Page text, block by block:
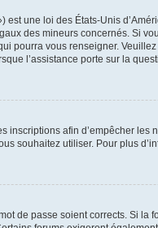
est une loi des États-Unis
des mineurs concernés. Si
pourra vous renseigner.
l’assistance porte sur la
inscriptions afin d’empêcher
souhaitez utiliser. Pour plus
de passe soient corrects. Si